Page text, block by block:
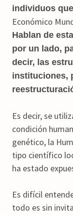
individuos
Económico
Hablan de
por un lado,
decir, las
instituciones,
Es decir, se
condición
genético, la
tipo científico
ha estado
Es difícil
todo es sin